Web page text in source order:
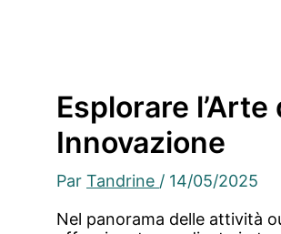
Esplorare
Innovazione
Par Tandrine / 14/05/2025
Nel panorama delle attività